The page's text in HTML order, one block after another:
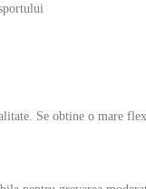
Se obtine o mare